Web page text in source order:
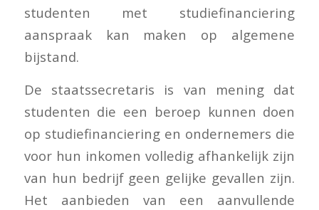
studenten met studiefinanciering
aanspraak kan maken op algemene
bijstand.
De staatssecretaris is van mening dat
studenten die een beroep kunnen doen
op studiefinanciering en ondernemers die
voor hun inkomen volledig afhankelijk zijn
van hun bedrijf geen gelijke gevallen zijn.
Het aanbieden van een aanvullende